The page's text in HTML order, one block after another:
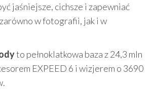
jaśniejsze, cichsze i zapewniać
w fotografii, jak i w
to pełnoklatkowa baza z 24,3 mln
EXPEED 6 i wizjerem o 3690